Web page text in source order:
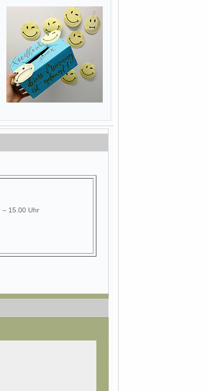
– 15.00 Uhr